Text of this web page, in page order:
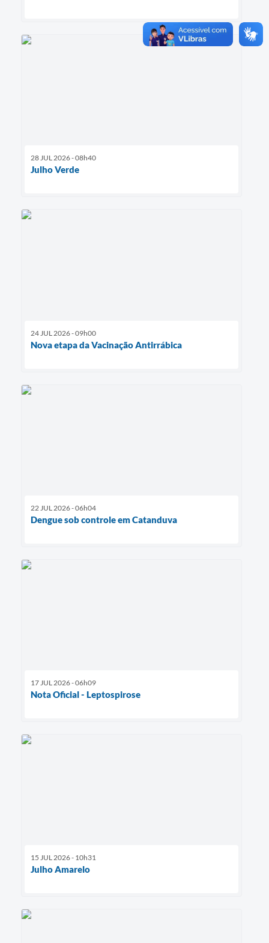
28 JUL 2026 - 08h40
Julho Verde
24 JUL 2026 - 09h00
Nova etapa da Vacinação Antirrábica
22 JUL 2026 - 06h04
Dengue sob controle em Catanduva
17 JUL 2026 - 06h09
Nota Oficial - Leptospirose
15 JUL 2026 - 10h31
Julho Amarelo